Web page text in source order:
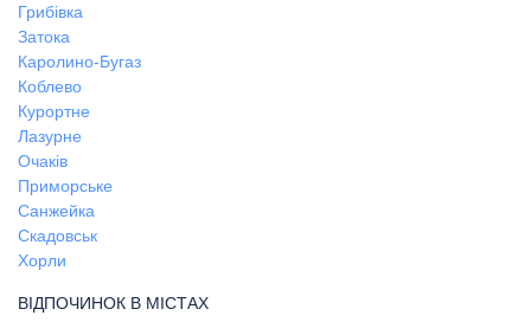
Грибівка
Затока
Каролино-Бугаз
Коблево
Курортне
Лазурне
Очаків
Приморське
Санжейка
Скадовськ
Хорли
ВІДПОЧИНОК В МІСТАХ